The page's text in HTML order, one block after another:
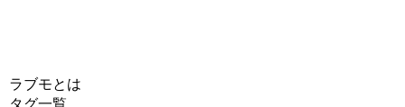
ラブモとは
タグ一覧